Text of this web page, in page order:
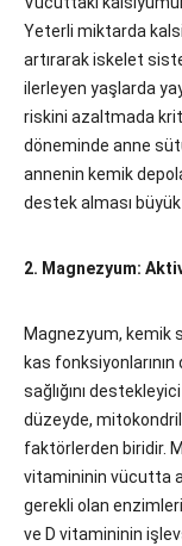
Yeterli miktarda
artırarak iskelet
ilerleyen yaşlarda
riskini azaltmada
döneminde anne
annenin kemik
destek alması büyük
2. Magnezyum:
Magnezyum, kemik
kas
sağlığını
düzeyde,
faktörlerden biridir.
vitamininin vücutta
gerekli olan
ve D vitamininin